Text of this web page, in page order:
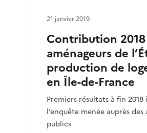
Contribution
aménageurs de
production de
en Île-de-France
Premiers résultats à fin 2018
l’enquête menée auprès des
publics
21 janvier 2019